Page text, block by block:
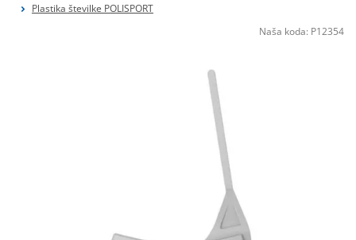
Plastika številke POLISPORT
Naša koda: P12354